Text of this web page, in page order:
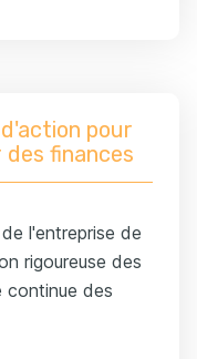
pour
des finances
l'entreprise de
rigoureuse des
continue des